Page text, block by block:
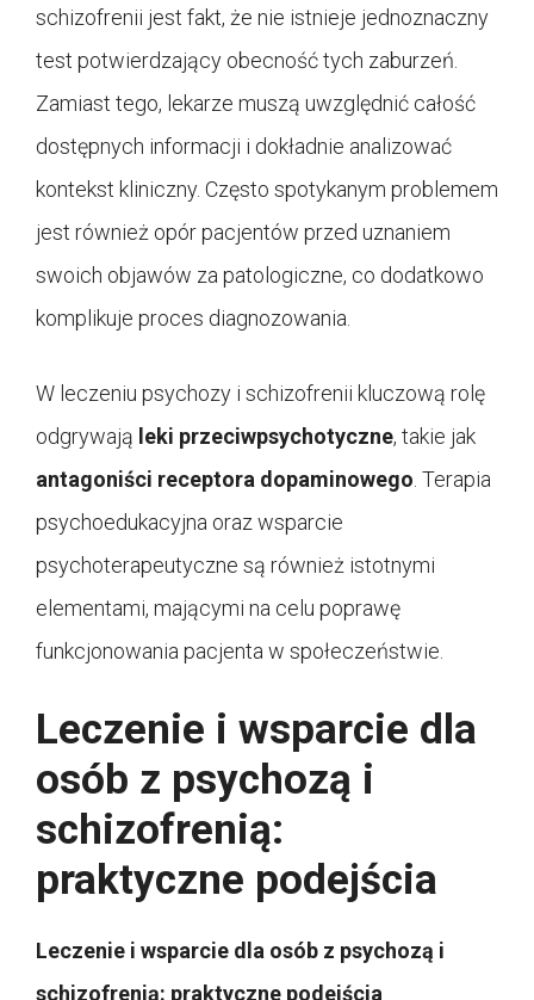
schizofrenii jest fakt, że nie istnieje jednoznaczny
test potwierdzający obecność tych zaburzeń.
Zamiast tego, lekarze muszą uwzględnić całość
dostępnych informacji i dokładnie analizować
kontekst kliniczny. Często spotykanym problemem
jest również opór pacjentów przed uznaniem
swoich objawów za patologiczne, co dodatkowo
komplikuje proces diagnozowania.
W leczeniu psychozy i schizofrenii kluczową rolę
odgrywają leki przeciwpsychotyczne, takie jak
antagoniści receptora dopaminowego . Terapia
psychoedukacyjna oraz wsparcie
psychoterapeutyczne są również istotnymi
elementami, mającymi na celu poprawę
funkcjonowania pacjenta w społeczeństwie.
Leczenie i wsparcie dla
osób z psychozą i
schizofrenią:
praktyczne podejścia
Leczenie i wsparcie dla osób z psychozą i
schizofrenią: praktyczne podejścia